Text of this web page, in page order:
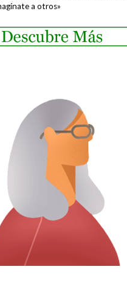
a otros»